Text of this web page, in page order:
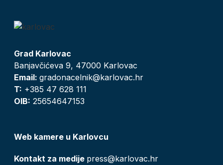
Grad Karlovac
Banjavčićeva 9, 47000 Karlovac
Email: gradonacelnik@karlovac.hr
T: +385 47 628 111
OIB: 25654647153
Web kamere u Karlovcu
Kontakt za medije press@karlovac.hr